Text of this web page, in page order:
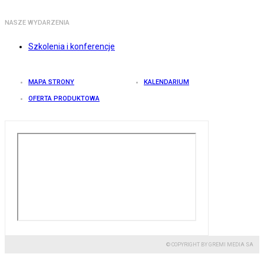
NASZE WYDARZENIA
Szkolenia i konferencje
MAPA STRONY KALENDARIUM
OFERTA PRODUKTOWA
© COPYRIGHT BY GREMI MEDIA SA